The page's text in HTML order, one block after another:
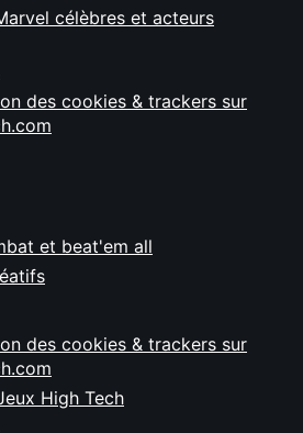
célèbres et acteurs
des cookies & trackers sur
et beat'em all
des cookies & trackers sur
High Tech